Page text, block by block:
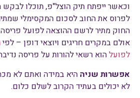
וכאשר ייפתח תיק הוצל"פ, תוכלו
לפרוס את החוב לסכום המקסימלי
אולם במקרים חריגים ויוצאי דופן – לפי
לפועלהוא רשאי להורות על פריסה
אפשרות שניה היא במידה ואתם לא
לא יכולים בעתיד הקרוב לשלם כלום.